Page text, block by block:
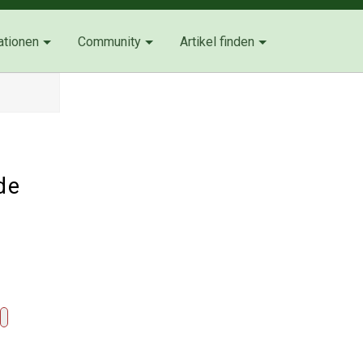
Community Artikel finden